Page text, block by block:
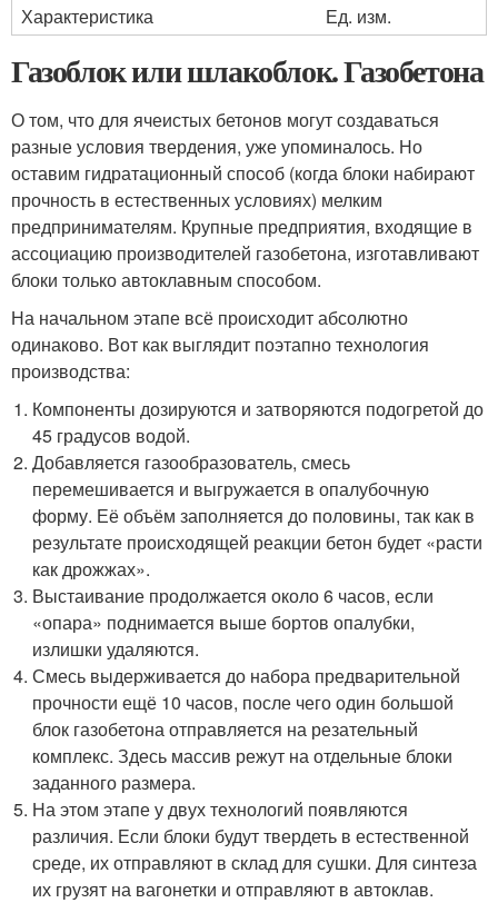
Характеристика
Ед. изм.
Газоблок или шлакоблок. Газобетона
О том, что для ячеистых бетонов могут создаваться
разные условия твердения, уже упоминалось. Но
оставим гидратационный способ (когда блоки набирают
прочность в естественных условиях) мелким
предпринимателям. Крупные предприятия, входящие в
ассоциацию производителей газобетона, изготавливают
блоки только автоклавным способом.
На начальном этапе всё происходит абсолютно
одинаково. Вот как выглядит поэтапно технология
производства:
Компоненты дозируются и затворяются подогретой до
45 градусов водой.
Добавляется газообразователь, смесь
перемешивается и выгружается в опалубочную
форму. Её объём заполняется до половины, так как в
результате происходящей реакции бетон будет «расти
как дрожжах».
Выстаивание продолжается около 6 часов, если
«опара» поднимается выше бортов опалубки,
излишки удаляются.
Смесь выдерживается до набора предварительной
прочности ещё 10 часов, после чего один большой
блок газобетона отправляется на резательный
комплекс. Здесь массив режут на отдельные блоки
заданного размера.
На этом этапе у двух технологий появляются
различия. Если блоки будут твердеть в естественной
среде, их отправляют в склад для сушки. Для синтеза
их грузят на вагонетки и отправляют в автоклав.